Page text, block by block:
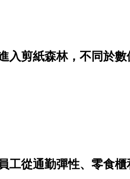
入剪紙森林，不同於
工從通勤彈性、零食